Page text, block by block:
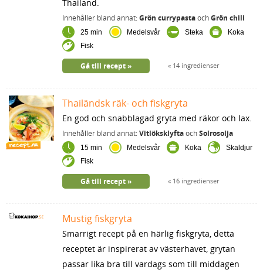
Thailand.
Innehåller bland annat:Grön currypastaochGrön chili
25 min Medelsvår Steka
Koka
Fisk
14 ingredienser
Gå till recept
Thailändsk räk- och fiskgryta
En god och snabblagad gryta med räkor och lax.
Innehåller bland annat:VitlöksklyftaochSolrosolja
15 min Medelsvår Koka
Skaldjur
Fisk
16 ingredienser
Gå till recept
Mustig fiskgryta
Smarrigt recept på en härlig fiskgryta, detta
receptet är inspirerat av västerhavet, grytan
passar lika bra till vardags som till middagen